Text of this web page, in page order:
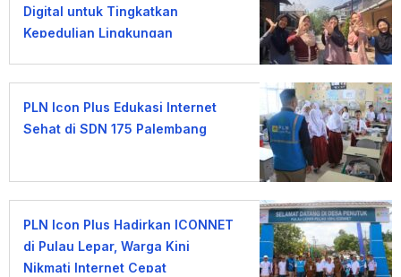
Digital untuk Tingkatkan
Kepedulian Lingkungan
PLN Icon Plus Edukasi Internet
Sehat di SDN 175 Palembang
PLN Icon Plus Hadirkan ICONNET
di Pulau Lepar, Warga Kini
Nikmati Internet Cepat